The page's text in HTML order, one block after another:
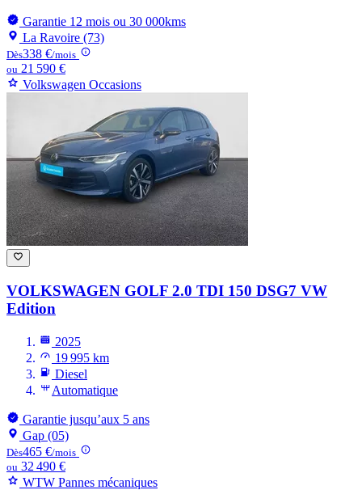
Garantie 12 mois ou 30 000kms
La Ravoire (73)
Dès338 €/mois
ou 21 590 €
Volkswagen Occasions
VOLKSWAGEN GOLF 2.0 TDI 150 DSG7 VW
Edition
2025
19 995 km
Diesel
Automatique
Garantie jusqu’aux 5 ans
Gap (05)
Dès465 €/mois
ou 32 490 €
WTW Pannes mécaniques